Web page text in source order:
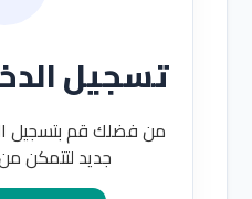
تسجيل
من فضلك قم بتسجيل
جديد لتتمكن